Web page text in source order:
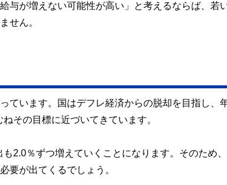
与が増えない可能性が高い」と考えるならば、若
せん。
ています。国はデフレ経済からの脱却を目指し、
その目標に近づいてきています。
2.0％ずつ増えていくことになります。そのため
要が出てくるでしょう。